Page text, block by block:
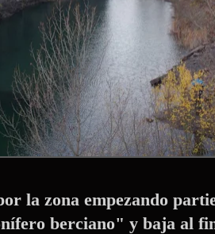
la zona empezando
berciano" y baja al